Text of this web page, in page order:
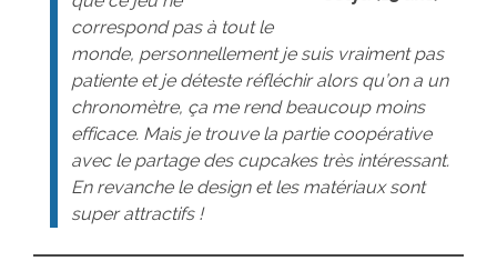
correspond pas à tout le
monde, personnellement je suis vraiment pas
patiente et je déteste réfléchir alors qu’on a un
chronomètre, ça me rend beaucoup moins
efficace. Mais je trouve la partie coopérative
avec le partage des cupcakes très intéressant.
En revanche le design et les matériaux sont
super attractifs !